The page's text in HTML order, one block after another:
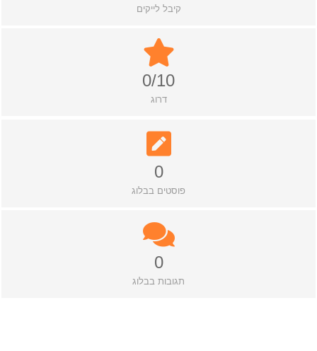
קיבל לייקים
0/10
דרוג
0
פוסטים בבלוג
0
תגובות בבלוג